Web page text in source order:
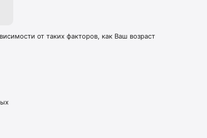
от таких факторов, как Ваш возраст